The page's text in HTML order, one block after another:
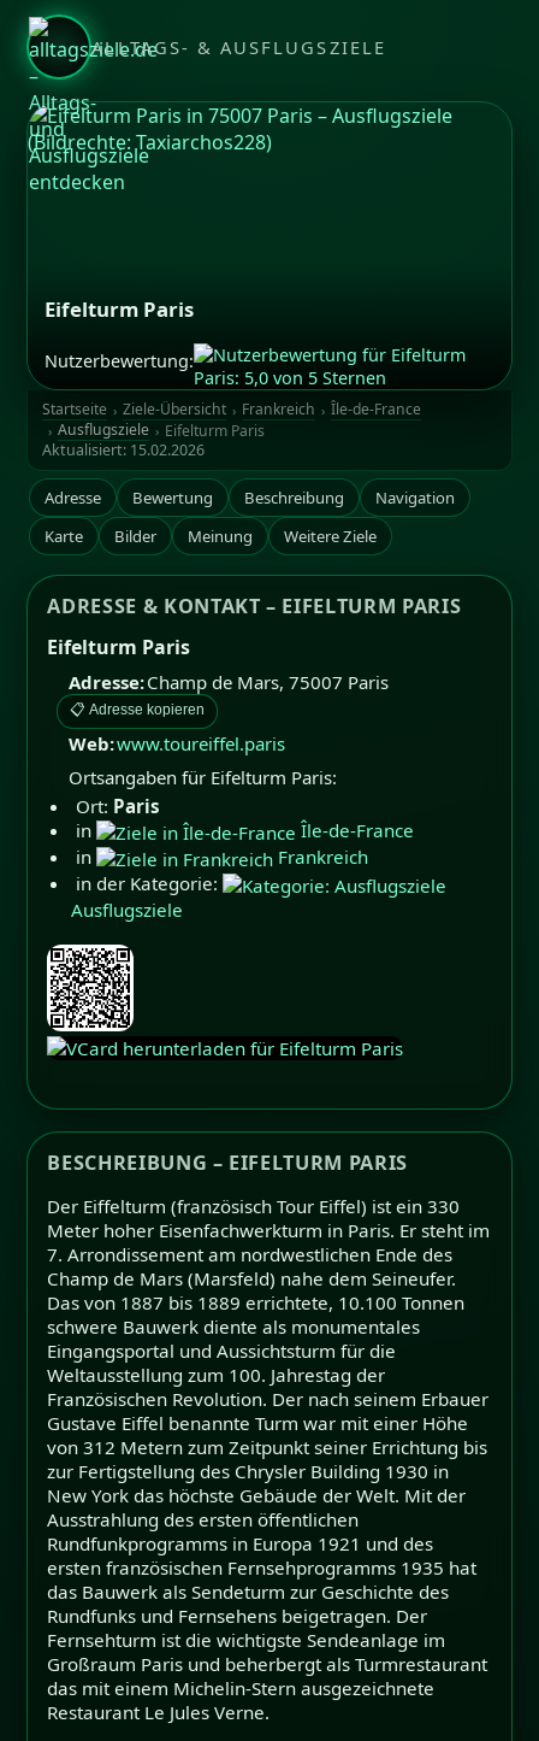
ALLTAGS- & AUSFLUGSZIELE
Bildrechte: Taxiarchos228
Eifelturm Paris
Nutzerbewertung:
Startseite Ziele-Übersicht Frankreich
Île-de-France
Ausflugsziele
Eifelturm Paris
Aktualisiert: 15.02.2026
Adresse Bewertung Beschreibung
Navigation
Karte
Bilder Meinung Weitere Ziele
ADRESSE & KONTAKT – EIFELTURM PARIS
Eifelturm Paris
Adresse:Champ de Mars,75007 Paris
📋 Adresse kopieren
Web:www.toureiffel.paris
Ortsangaben für Eifelturm Paris:
Ort: Paris
in
Île-de-France
in
Frankreich
in der Kategorie:
Ausflugsziele
BESCHREIBUNG – EIFELTURM PARIS
Der Eiffelturm (französisch Tour Eiffel) ist ein 330
Meter hoher Eisenfachwerkturm in Paris. Er steht im
7. Arrondissement am nordwestlichen Ende des
Champ de Mars (Marsfeld) nahe dem Seineufer.
Das von 1887 bis 1889 errichtete, 10.100 Tonnen
schwere Bauwerk diente als monumentales
Eingangsportal und Aussichtsturm für die
Weltausstellung zum 100. Jahrestag der
Französischen Revolution. Der nach seinem Erbauer
Gustave Eiffel benannte Turm war mit einer Höhe
von 312 Metern zum Zeitpunkt seiner Errichtung bis
zur Fertigstellung des Chrysler Building 1930 in
New York das höchste Gebäude der Welt. Mit der
Ausstrahlung des ersten öffentlichen
Rundfunkprogramms in Europa 1921 und des
ersten französischen Fernsehprogramms 1935 hat
das Bauwerk als Sendeturm zur Geschichte des
Rundfunks und Fernsehens beigetragen. Der
Fernsehturm ist die wichtigste Sendeanlage im
Großraum Paris und beherbergt als Turmrestaurant
das mit einem Michelin-Stern ausgezeichnete
Restaurant Le Jules Verne.